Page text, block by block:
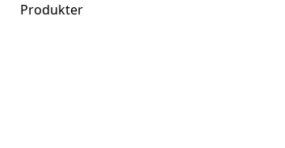
Produkter